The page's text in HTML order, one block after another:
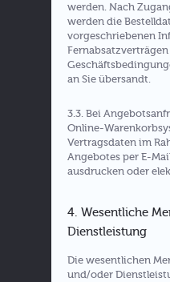
werden. Nach
werden die
vorgeschriebenen
an Sie übersandt.
3.3. Bei
Online-
Vertragsdaten im
Angebotes per E-
ausdrucken oder
4. Wesentliche
Dienstleistung
Die wesentlichen
und/oder